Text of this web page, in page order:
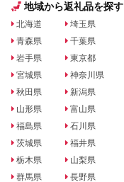
地域から返礼品を探す
北海道
青森県
岩手県
宮城県
秋田県
山形県
福島県
茨城県
栃木県
群馬県
埼玉県
千葉県
東京都
神奈川県
新潟県
富山県
石川県
福井県
山梨県
長野県